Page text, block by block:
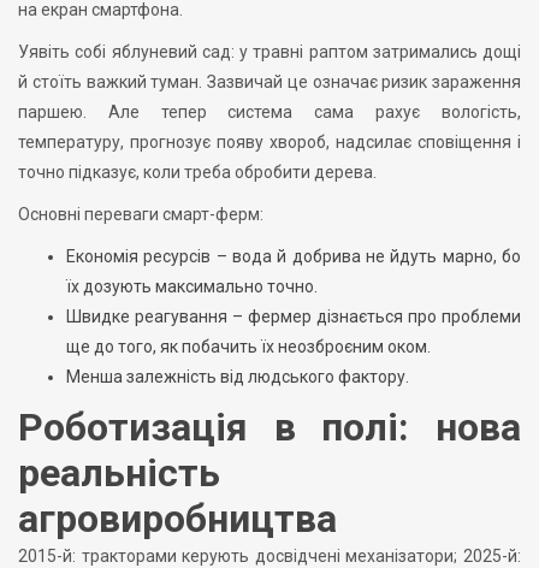
на екран смартфона.
Уявіть собі яблуневий сад: у травні раптом затримались дощі
й стоїть важкий туман. Зазвичай це означає ризик зараження
паршею. Але тепер система сама рахує вологість,
температуру, прогнозує появу хвороб, надсилає сповіщення і
точно підказує, коли треба обробити дерева.
Основні переваги смарт-ферм:
Економія ресурсів – вода й добрива не йдуть марно, бо
їх дозують максимально точно.
Швидке реагування – фермер дізнається про проблеми
ще до того, як побачить їх неозброєним оком.
Менша залежність від людського фактору.
Роботизація в полі: нова
реальність
агровиробництва
2015-й: тракторами керують досвідчені механізатори; 2025-й: